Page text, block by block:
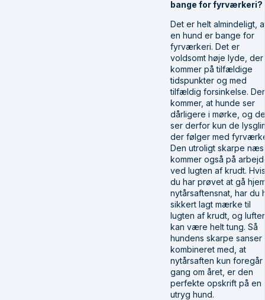
bange for fyrværkeri?
Det er helt almindeligt,
en hund er bange for
fyrværkeri. Det er
voldsomt høje lyde, der
kommer på tilfældige
tidspunkter og med
tilfældig forsinkelse.
kommer, at hunde ser
dårligere i mørke, og de
ser derfor kun de
der følger med
Den utroligt skarpe
kommer også på
ved lugten af krudt. Hvis
du har prøvet at gå
nytårsaftensnat, har du
sikkert lagt mærke til
lugten af krudt, og
kan være helt tung. Så
hundens skarpe sanser
kombineret med, at
nytårsaften kun foregår
gang om året, er den
perfekte opskrift på en
utryg hund.